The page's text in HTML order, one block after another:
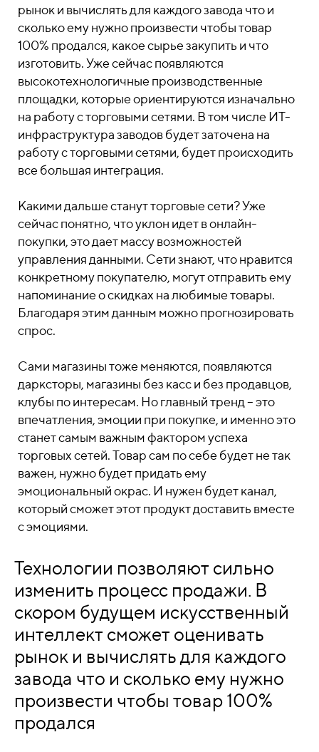
рынок и вычислять для каждого завода что и
сколько ему нужно произвести чтобы товар
100% продался, какое сырье закупить и что
изготовить. Уже сейчас появляются
высокотехнологичные производственные
площадки, которые ориентируются изначально
на работу с торговыми сетями. В том числе ИТ-
инфраструктура заводов будет заточена на
работу с торговыми сетями, будет происходить
все большая интеграция.
Какими дальше станут торговые сети? Уже
сейчас понятно, что уклон идет в онлайн-
покупки, это дает массу возможностей
управления данными. Сети знают, что нравится
конкретному покупателю, могут отправить ему
напоминание о скидках на любимые товары.
Благодаря этим данным можно прогнозировать
спрос.
Сами магазины тоже меняются, появляются
дарксторы, магазины без касс и без продавцов,
клубы по интересам. Но главный тренд – это
впечатления, эмоции при покупке, и именно это
станет самым важным фактором успеха
торговых сетей. Товар сам по себе будет не так
важен, нужно будет придать ему
эмоциональный окрас. И нужен будет канал,
который сможет этот продукт доставить вместе
с эмоциями.
Технологии позволяют сильно
изменить процесс продажи. В
скором будущем искусственный
интеллект сможет оценивать
рынок и вычислять для каждого
завода что и сколько ему нужно
произвести чтобы товар 100%
продался